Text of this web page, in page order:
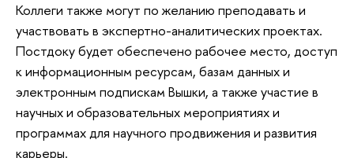
Коллеги также могут по желанию преподавать и
участвовать в экспертно-аналитических проектах.
Постдоку будет обеспечено рабочее место, доступ
к информационным ресурсам, базам данных и
электронным подпискам Вышки, а также участие в
научных и образовательных мероприятиях и
программах для научного продвижения и развития
карьеры.